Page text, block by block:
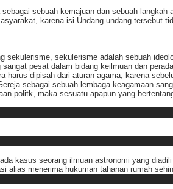
sebuah kemajuan dan sebuah
karena isi Undang-undang tersebut
sekulerisme, sekulerisme adalah sebuah
pesat dalam bidang keilmuan dan
harus dipisah dari aturan agama, karena
sebagai sebuah lembaga keagamaan
politk, maka sesuatu apapun yang
kasus seorang ilmuan astronomi yang
alias menerima hukuman tahanan rumah